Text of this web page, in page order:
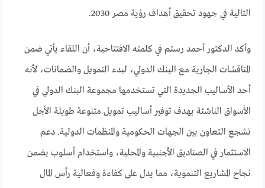
التالية في جهود تحقيق أهداف رؤية مصر 2030.
وأكد الدكتور أحمد رستم في كلمته الافتتاحية، أن اللقاء يأتي ضمن
المناقشات الجارية مع البنك الدولي، لبدء التمويل والضمانات، لأنه
أحد الأساليب الجديدة التي تستخدمها مجموعة البنك الدولي في
الأسواق الناشئة بهدف توفير أساليب تمويل متنوعة طويلة الأجل
تشجع التعاون بين الجهات الحكومية والمنظمات الدولية. دعم
الاستثمار في الصناديق الأجنبية والمحلية، واستخدام أسلوب يضمن
نجاح المشاريع التنموية، مما يدل على كفاءة وفعالية رأس المال